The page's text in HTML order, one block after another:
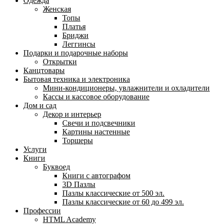
Женская
Топы
Платья
Бриджи
Леггинсы
Подарки и подарочные наборы
Открытки
Канцтовары
Бытовая техника и электроника
Мини-кондиционеры, увлажнители и охладители
Кассы и кассовое оборудование
Дом и сад
Декор и интерьер
Свечи и подсвечники
Картины настенные
Торшеры
Услуги
Книги
Буквоед
Книги с автографом
3D Пазлы
Пазлы классические от 500 эл.
Пазлы классические от 60 до 499 эл.
Профессии
HTML Academy